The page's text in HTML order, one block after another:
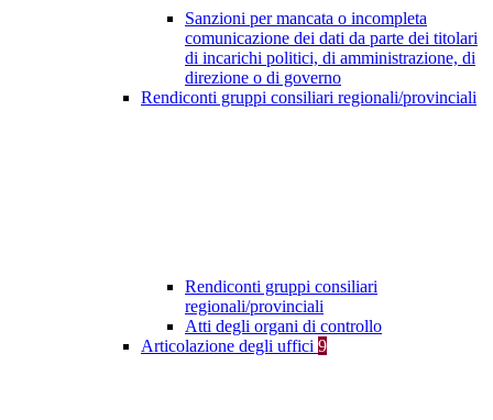
Sanzioni per mancata o incompleta
comunicazione dei dati da parte dei titolari
di incarichi politici, di amministrazione, di
direzione o di governo
Rendiconti gruppi consiliari regionali/provinciali
Rendiconti gruppi consiliari
regionali/provinciali
Atti degli organi di controllo
Articolazione degli uffici 9